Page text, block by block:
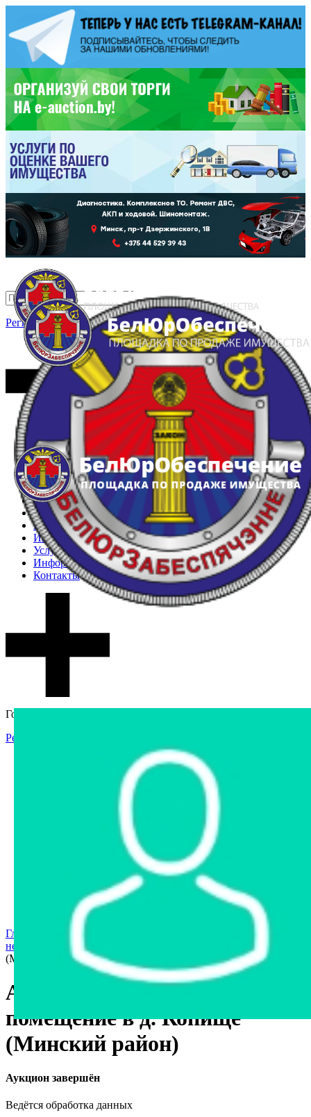
Регистрация Вход
Главная
Арестованное имущество
Реестр несостоявшихся торгов
Реестр переоценок
Частное имущество
Государственное имущество
Интернет-магазин
Интернет-витрина
Услуги
Информация
Контакты
Гостевой доступ
Регистрация
Интернет-магазин
Интернет-витрина
Арестованное имущество
Реестр несостоявшихся торгов
Реестр переоценок
Государственное имущество
Главная страница
недвижимость
Административное помещение в д. Копище
(Минский район)
Административное
помещение в д. Копище
(Минский район)
Аукцион завершён
Ведётся обработка данных